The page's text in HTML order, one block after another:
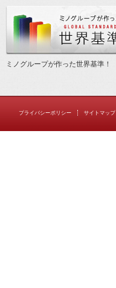
ミノグループが作った世界基準！
プライバシーポリシー サイトマップ